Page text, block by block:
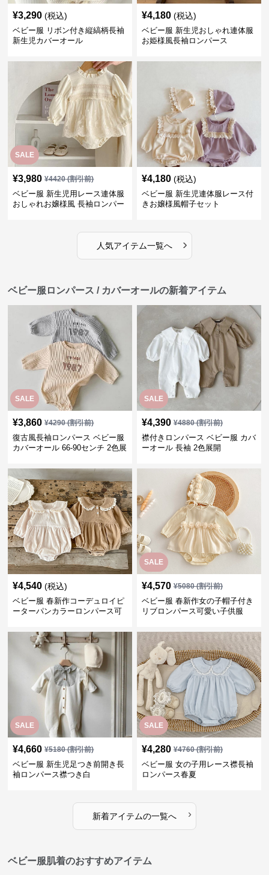
¥3,290 (税込)
ベビー服 リボン付き縦縞柄長袖
新生児カバーオール
¥4,180 (税込)
ベビー服 新生児おしゃれ連体服
お姫様風長袖ロンパース
SALE
¥3,980 ¥4420(割引前)
ベビー服 新生児用レース連体服
おしゃれお嬢様風 長袖ロンパー
¥4,180 (税込)
ベビー服 新生児連体服レース付
きお嬢様風帽子セット
人気アイテム一覧へ ›
ベビー服ロンパース / カバーオールの新着アイテム
SALE
¥3,860 ¥4290(割引前)
復古風長袖ロンパース ベビー服
カバーオール 66-90センチ 2色展
SALE
¥4,390 ¥4880(割引前)
襟付きロンパース ベビー服 カバ
ーオール 長袖 2色展開
¥4,540 (税込)
ベビー服 春新作コーデュロイピ
ーターパンカラーロンパース可
SALE
¥4,570 ¥5080(割引前)
ベビー服 春新作女の子帽子付き
リブロンパース可愛い子供服
SALE
¥4,660 ¥5180(割引前)
ベビー服 新生児足つき前開き長
袖ロンパース襟つき白
SALE
¥4,280 ¥4760(割引前)
ベビー服 女の子用レース襟長袖
ロンパース春夏
新着アイテムの一覧へ ›
ベビー服肌着のおすすめアイテム